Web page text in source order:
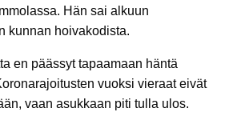
Hän sai alkuun
kunnan hoivakodista.
en päässyt tapaamaan häntä
vuoksi vieraat eivät
vaan asukkaan piti tulla ulos.